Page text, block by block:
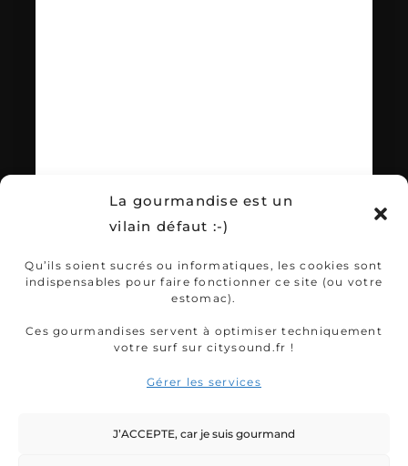
La gourmandise est un
vilain défaut :-)
Qu’ils soient sucrés ou informatiques, les cookies sont
indispensables pour faire fonctionner ce site (ou votre
estomac).
Ces gourmandises servent à optimiser techniquement
votre surf sur citysound.fr !
Gérer les services
J’ACCEPTE, car je suis gourmand